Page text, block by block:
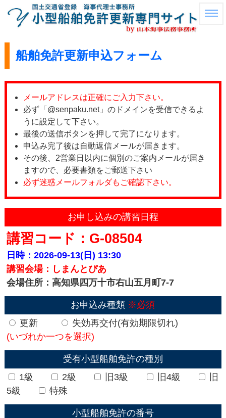
船舶免許更新申込フォーム
メールアドレスは正確にご入力下さい。
必ず「@senpaku.net」のドメインを受信できるよ
うに設定して下さい。
最後の送信ボタンを押して完了になります。
申込み完了後は自動返信メールが届きます。
その後、2営業日以内に個別のご案内メールが届き
ますので、必要書類をご郵送下さい
必ず迷惑メールフォルダもご確認下さい。
お申し込みの講習日程
講習コード：G-08504
日時：2026-09-13(日) 13:30
講習会場：しまんとぴあ
会場住所：高知県四万十市右山五月町7-7
お申込み種類 ※必須
更新
失効再交付(有効期限切れ)
(いづれか一つを選択)
受有小型船舶免許の種別
1級
2級 旧3級 旧4級
旧
5級
特殊
小型船舶免許の番号